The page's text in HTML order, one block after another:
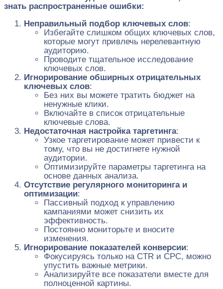
знать распространенные ошибки:
Неправильный подбор ключевых слов:
Избегайте слишком общих ключевых слов,
которые могут привлечь нерелевантную
аудиторию.
Проводите тщательное исследование
ключевых слов.
Игнорирование обширных отрицательных
ключевых слов:
Без них вы можете тратить бюджет на
ненужные клики.
Включайте в список отрицательные
ключевые слова.
Недостаточная настройка таргетинга:
Узкое таргетирование может привести к
тому, что вы не достигнете нужной
аудитории.
Оптимизируйте параметры таргетинга на
основе данных анализа.
Отсутствие регулярного мониторинга и
оптимизации:
Пассивный подход к управлению
кампаниями может снизить их
эффективность.
Постоянно мониторьте и вносите
изменения.
Игнорирование показателей конверсии:
Фокусируясь только на CTR и CPC, можно
упустить важные метрики.
Анализируйте все показатели вместе для
полноценной картины.